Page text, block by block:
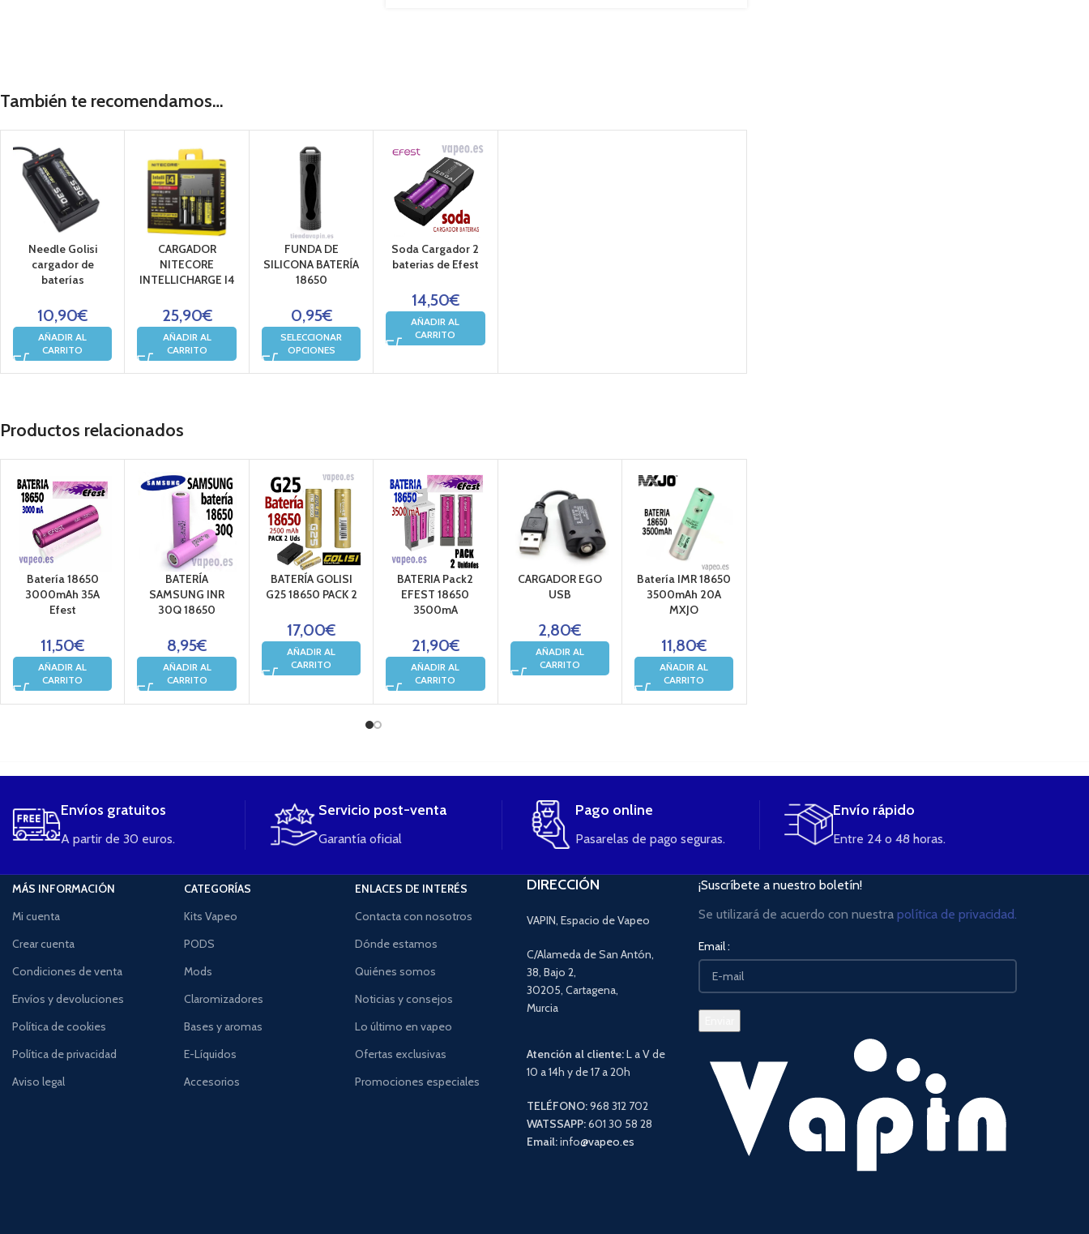
También te recomendamos…
Needle Golisi
cargador de
baterías
10,90€
AÑADIR AL
CARRITO
CARGADOR
NITECORE
INTELLICHARGE I4
25,90€
AÑADIR AL
CARRITO
FUNDA DE
SILICONA BATERÍA
18650
0,95€
SELECCIONAR
OPCIONES
Soda Cargador 2
baterias de Efest
14,50€
AÑADIR AL
CARRITO
Productos relacionados
Batería 18650
3000mAh 35A
Efest
11,50€
AÑADIR AL
CARRITO
BATERÍA
SAMSUNG INR
30Q 18650
8,95€
AÑADIR AL
CARRITO
BATERÍA GOLISI
G25 18650 PACK 2
17,00€
AÑADIR AL
CARRITO
BATERIA Pack2
EFEST 18650
3500mA
21,90€
AÑADIR AL
CARRITO
CARGADOR EGO
USB
2,80€
AÑADIR AL
CARRITO
Batería IMR 18650
3500mAh 20A
MXJO
11,80€
AÑADIR AL
CARRITO
Envíos gratuitos
A partir de 30 euros.
Servicio post-venta
Garantía oficial
Pago online
Pasarelas de pago seguras.
Envío rápido
Entre 24 o 48 horas.
MÁS INFORMACIÓN
Mi cuenta
Crear cuenta
Condiciones de venta
Envíos y devoluciones
Política de cookies
Política de privacidad
Aviso legal
CATEGORÍAS
Kits Vapeo
PODS
Mods
Claromizadores
Bases y aromas
E-Líquidos
Accesorios
ENLACES DE INTERÉS
Contacta con nosotros
Dónde estamos
Quiénes somos
Noticias y consejos
Lo último en vapeo
Ofertas exclusivas
Promociones especiales
DIRECCIÓN
VAPIN, Espacio de Vapeo
C/Alameda de San Antón,
38, Bajo 2,
30205, Cartagena,
Murcia
Atención al cliente:L a V de
10 a 14h y de 17 a 20h
TELÉFONO:968 312 702
WATSSAPP:601 30 58 28
Email:info@vapeo.es
¡Suscríbete a nuestro boletín!
Se utilizará de acuerdo con nuestra política de privacidad.
Email :